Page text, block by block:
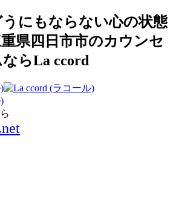
にもならない心の状態
県四日市市のカウンセ
らLa ccord